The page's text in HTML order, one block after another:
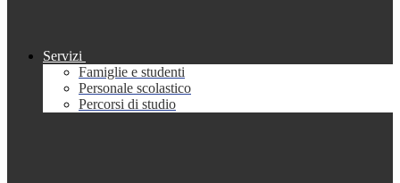
Servizi
Famiglie e studenti
Personale scolastico
Percorsi di studio